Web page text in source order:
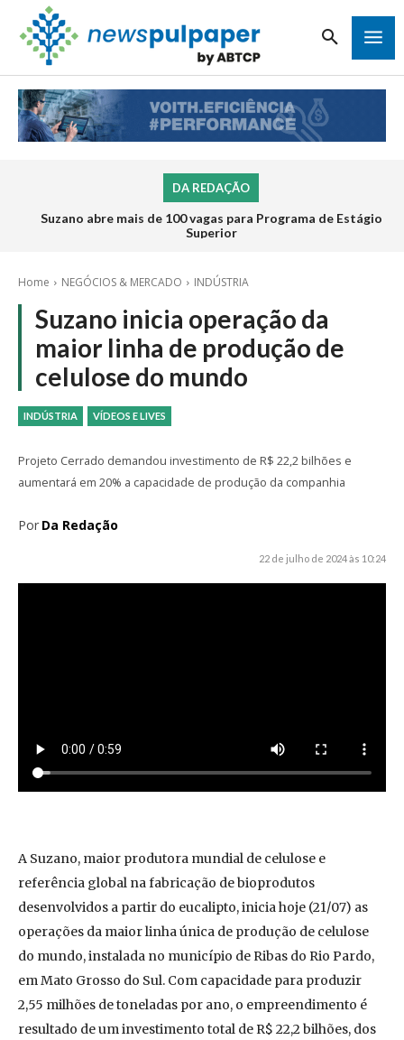
DA REDAÇÃO
Suzano abre mais de 100 vagas para Programa de Estágio
Superior
Home NEGÓCIOS & MERCADO INDÚSTRIA
Suzano inicia operação da
maior linha de produção de
celulose do mundo
INDÚSTRIA VÍDEOS E LIVES
Projeto Cerrado demandou investimento de R$ 22,2 bilhões e
aumentará em 20% a capacidade de produção da companhia
Por Da Redação
22 de julho de 2024 às 10:24
A Suzano, maior produtora mundial de celulose e
referência global na fabricação de bioprodutos
desenvolvidos a partir do eucalipto, inicia hoje (21/07) as
operações da maior linha única de produção de celulose
do mundo, instalada no município de Ribas do Rio Pardo,
em Mato Grosso do Sul. Com capacidade para produzir
2,55 milhões de toneladas por ano, o empreendimento é
resultado de um investimento total de R$ 22,2 bilhões, dos